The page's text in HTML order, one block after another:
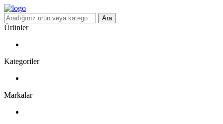
Ara
Ürünler
Kategoriler
Markalar